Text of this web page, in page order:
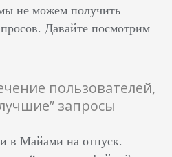
не можем получить
Давайте посмотрим
пользователей,
запросы
в Майами на отпуск.